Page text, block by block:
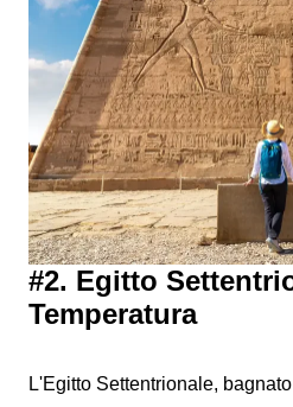
#2. Egitto
Temperatura
L'Egitto Settentrionale,